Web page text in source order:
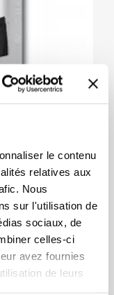
le contenu
relatives aux
Nous
sur l'utilisation de
sociaux, de
celles-ci
avez fournies
de leurs
Army®
4 Pièces